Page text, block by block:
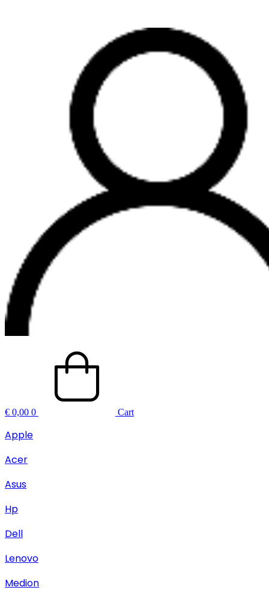
€ 0,00 0 Cart
Apple
Acer
Asus
Hp
Dell
Lenovo
Medion